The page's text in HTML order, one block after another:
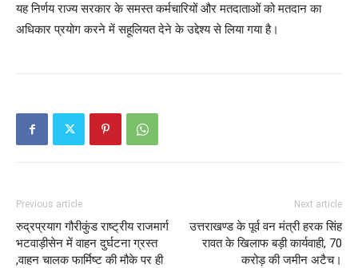
यह निर्णय राज्य सरकार के समस्त कर्मचारियों और मतदाताओं को मतदान का
अधिकार प्रयोग करने में सहूलियत देने के उद्देश्य से लिया गया है।
Previous article
रुद्रप्रयाग गौरीकुंड राष्ट्रीय राजमार्ग
भटवाड़ीसेन में वाहन दुर्घटना ग्रस्त
,वाहन चालक फार्मिष्ट की मौके पर ही
Next article
उत्तराखण्ड के पूर्व वन मंत्री हरक सिंह
रावत के खिलाफ बड़ी कार्यवाही, 70
करोड़ की जमीन अटैच।